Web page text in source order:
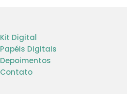
Kit Digital
Papéis Digitais
Depoimentos
Contato